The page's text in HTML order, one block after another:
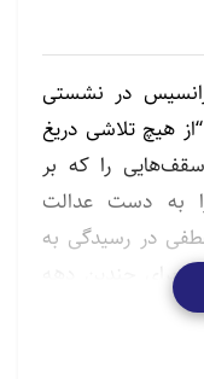
در نشستی
قول داده‌بود “از هیچ تلاشی دریغ
را که بر
به دست عدالت
در رسیدگی به
برای چندین دهه